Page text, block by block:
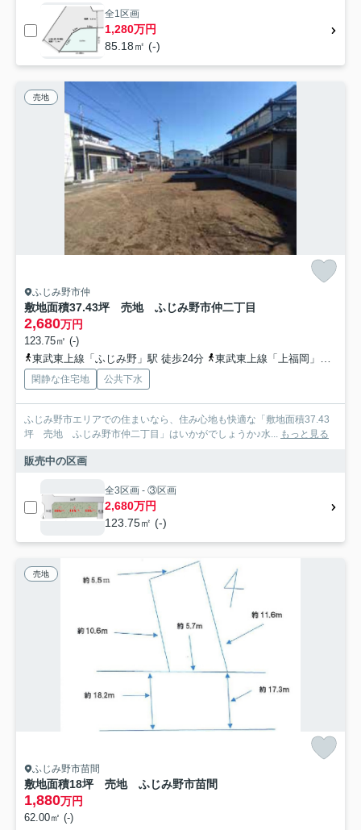
全1区画
1,280万円
85.18㎡ (-)
売地
ふじみ野市仲
敷地面積37.43坪 売地 ふじみ野市仲二丁目
2,680万円
123.75㎡ (-)
東武東上線「ふじみ野」駅 徒歩24分
東武東上線「上福岡」駅 徒歩28分
閑静な住宅地 公共下水
ふじみ野市エリアでの住まいなら、住み心地も快適な「敷地面積37.43
坪 売地 ふじみ野市仲二丁目」はいかがでしょうか♪水... もっと見る
販売中の区画
全3区画 - ③区画
2,680万円
123.75㎡ (-)
売地
ふじみ野市苗間
敷地面積18坪 売地 ふじみ野市苗間
1,880万円
62.00㎡ (-)